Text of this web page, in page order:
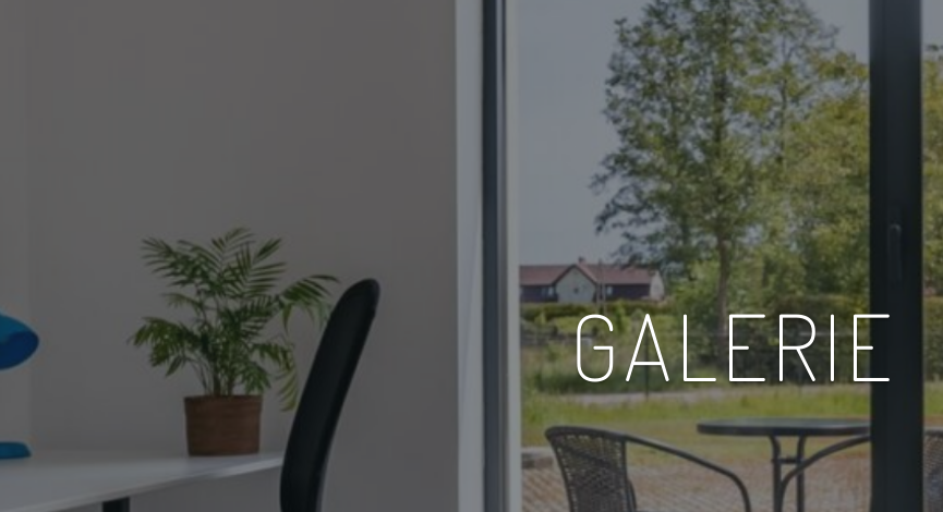
GALERIE